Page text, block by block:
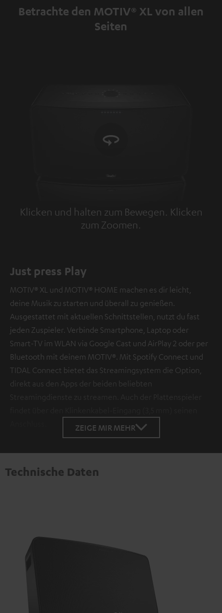
Betrachte den MOTIV® XL von allen
Seiten
Klicken und halten zum Bewegen. Klicken
zum Zoomen.
Tap to zoom
Just press Play
MOTIV® XL und MOTIV® HOME machen es dir leicht,
deine Musik zu starten und überall zu genießen.
Ausgestattet mit aktuellen Schnittstellen, nutzt du fast
jeden Zuspieler. Verbinde Smartphone, Laptop oder
Smart-TV im WLAN via Google Cast und AirPlay 2 oder per
Bluetooth mit deinem MOTIV®. Mit Spotify Connect und
TIDAL Connect bietet das Streamingsystem die Option,
direkt aus den Apps der beiden beliebten
ZEIGE MIR MEHR
Technische Daten